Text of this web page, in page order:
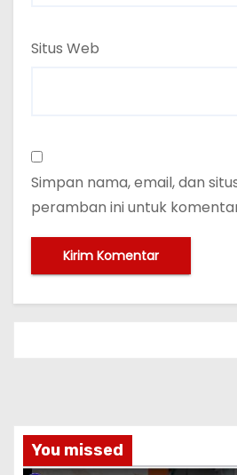
Situs Web
Simpan nama, email, dan
peramban ini untuk
You missed